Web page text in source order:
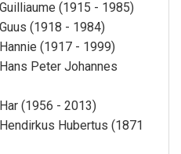
(1915 - 1985)
(1918 - 1984)
(1917 - 1999)
Peter Johannes
(1956 - 2013)
Hubertus (1871